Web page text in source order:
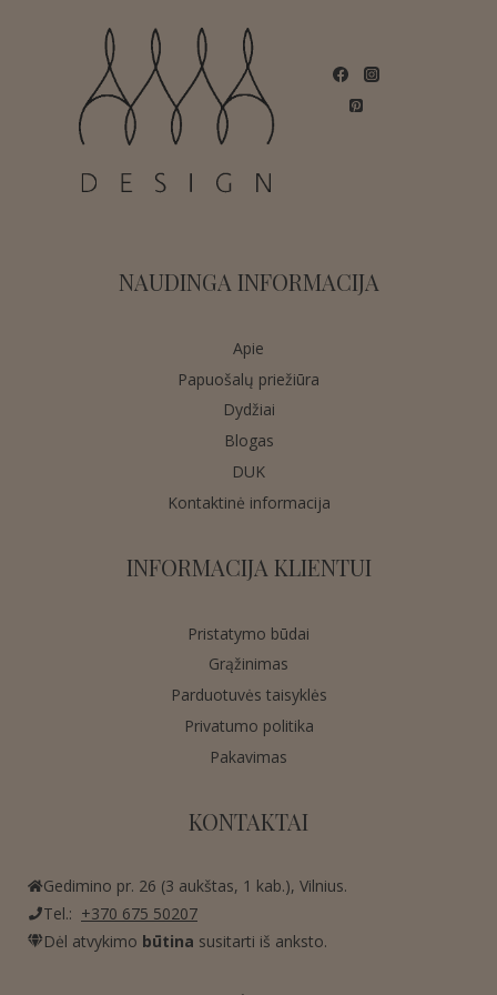
NAUDINGA INFORMACIJA
Apie
Papuošalų priežiūra
Dydžiai
Blogas
DUK
Kontaktinė informacija
INFORMACIJA KLIENTUI
Pristatymo būdai
Grąžinimas
Parduotuvės taisyklės
Privatumo politika
Pakavimas
KONTAKTAI
Gedimino pr. 26 (3 aukštas, 1 kab.), Vilnius.
Tel.: +370 675 50207
Dėl atvykimo būtina susitarti iš anksto.